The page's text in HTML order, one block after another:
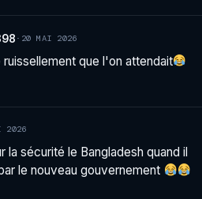
· 20 MAI 2026
que l'on attendait
2026
la sécurité le Bangladesh quand il
le nouveau gouvernement